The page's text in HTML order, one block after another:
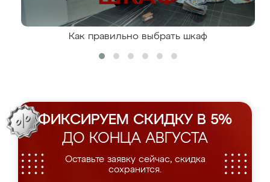
Как правильно выбрать шкаф
ФИКСИРУЕМ СКИДКУ В 5%
ДО КОНЦА АВГУСТА
Оставьте заявку сейчас, скидка
сохранится.